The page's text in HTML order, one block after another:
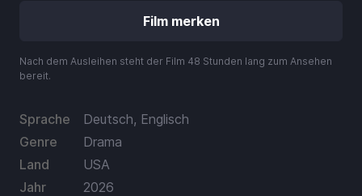
Aufladen
Nach dem Ausleihen steht der Film 48 Stunden lang zum Ansehen
bereit.
Sprache
Deutsch, Englisch
Genre
Drama
Land
USA
Jahr
2026